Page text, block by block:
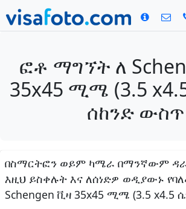
ፎቶ ማግኘት ለ
35x45 ሚሜ (3.5
ሰከንድ ውስጥ
በስማርትፎን ወይም ካሜራ በማንኛውም
እዚህ ይስቀሉት እና ለሰነድዎ ወዲያውኑ
Schengen ቪዛ 35x45 ሚሜ (3.5 x4.5